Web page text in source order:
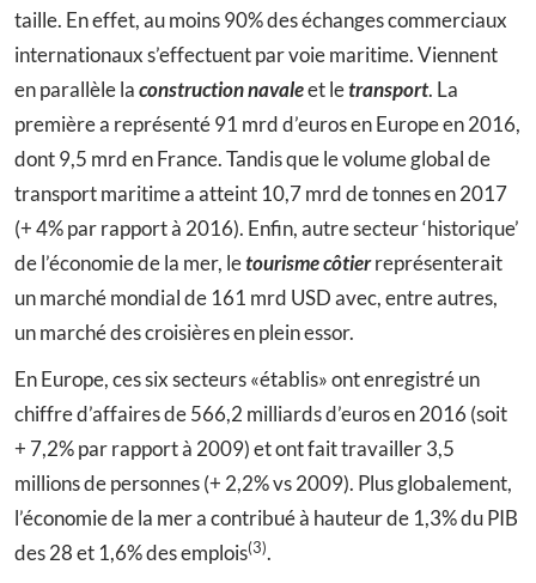
taille. En effet, au moins 90% des échanges commerciaux
internationaux s’effectuent par voie maritime. Viennent
en parallèle laconstruction navaleet letransport. La
première a représenté 91 mrd d’euros en Europe en 2016,
dont 9,5 mrd en France. Tandis que le volume global de
transport maritime a atteint 10,7 mrd de tonnes en 2017
(+ 4% par rapport à 2016). Enfin, autre secteur ‘historique’
de l’économie de la mer, letourisme côtierreprésenterait
un marché mondial de 161 mrd USD avec, entre autres,
un marché des croisières en plein essor.
En Europe, ces six secteurs «établis» ont enregistré un
chiffre d’affaires de 566,2 milliards d’euros en 2016 (soit
+ 7,2% par rapport à 2009) et ont fait travailler 3,5
millions de personnes (+ 2,2% vs 2009). Plus globalement,
l’économie de la mer a contribué à hauteur de 1,3% du PIB
des 28 et 1,6% des emplois(3).